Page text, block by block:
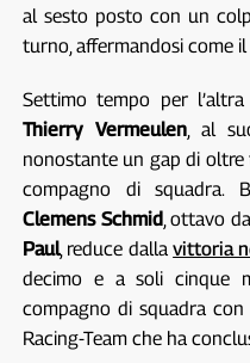
al sesto posto con un
turno, affermandosi come
Settimo tempo per
Thierry Vermeulen, al
nonostante un gap di
compagno di squadra.
Clemens Schmid, ottavo
Paul, reduce dallavittoria
decimo e a soli cinque
compagno di squadra con
Racing-Team che ha